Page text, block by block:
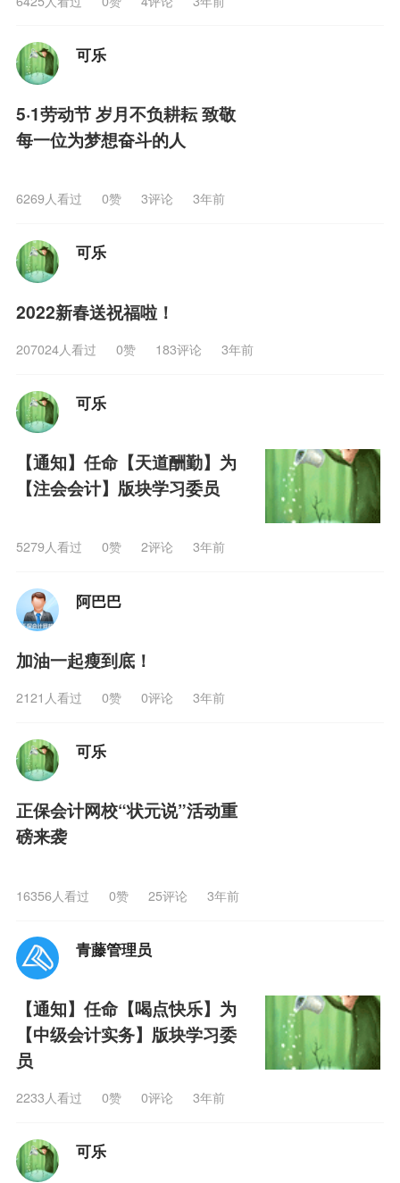
可乐
5·1劳动节 岁月不负耕耘 致敬
每一位为梦想奋斗的人
6269人看过 0赞 3评论 3年前
可乐
2022新春送祝福啦！
207024人看过 0赞 183评论 3年前
可乐
【通知】任命【天道酬勤】为
【注会会计】版块学习委员
5279人看过 0赞 2评论 3年前
阿巴巴
加油一起瘦到底！
2121人看过 0赞 0评论 3年前
可乐
正保会计网校“状元说”活动重
磅来袭
16356人看过 0赞 25评论 3年前
青藤管理员
【通知】任命【喝点快乐】为
【中级会计实务】版块学习委
员
2233人看过 0赞 0评论 3年前
可乐